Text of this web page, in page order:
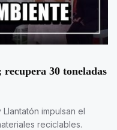
30 toneladas
impulsan el
reciclables.